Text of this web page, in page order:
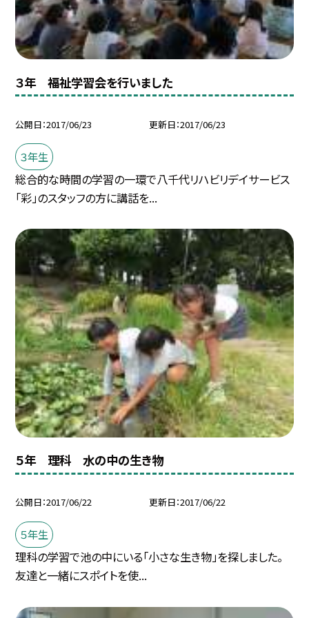
３年 福祉学習会を行いました
公開日 2017/06/23 更新日 2017/06/23
３年生
総合的な時間の学習の一環で八千代リハビリデイサービス
「彩」のスタッフの方に講話を...
５年 理科 水の中の生き物
公開日 2017/06/22 更新日 2017/06/22
５年生
理科の学習で池の中にいる「小さな生き物」を探しました。
友達と一緒にスポイトを使...